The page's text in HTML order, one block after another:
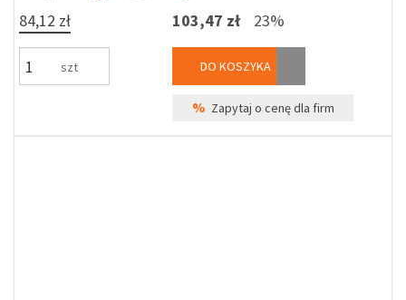
84,12 zł
szt
103,47 zł 23%
DO KOSZYKA
% Zapytaj o cenę dla firm